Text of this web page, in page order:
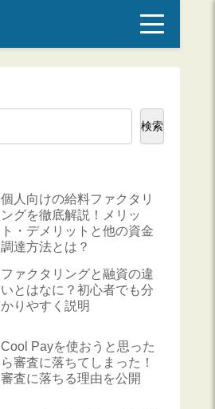
検索
個人向けの給料ファクタリ
ングを徹底解説！メリッ
ト・デメリットと他の資金
調達方法とは？
ファクタリングと融資の違
いとはなに？初心者でも分
かりやすく説明
Cool Payを使おうと思った
ら審査に落ちてしまった！
審査に落ちる理由を公開